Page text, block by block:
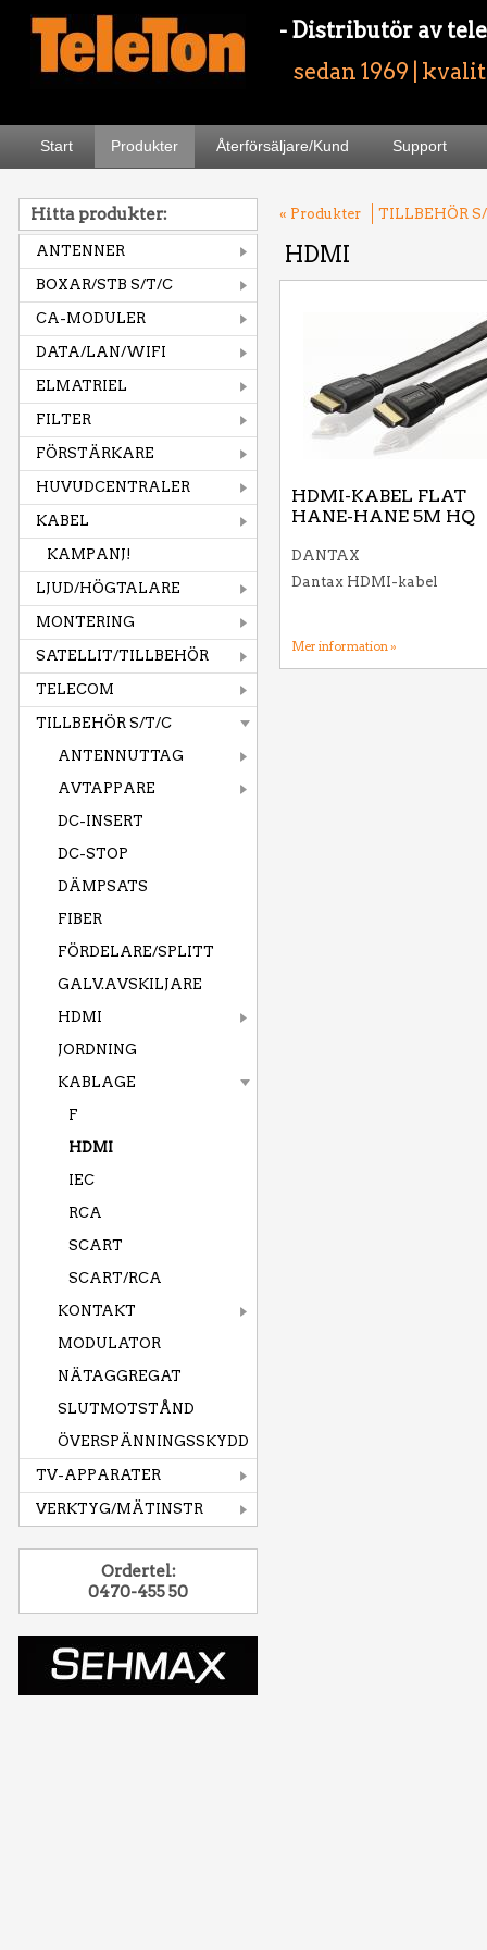
- Distributör av
sedan 1969 |
Start Produkter Återförsäljare/Kund Support
Hitta produkter:
ANTENNER
BOXAR/STB S/T/C
CA-MODULER
DATA/LAN/WIFI
ELMATRIEL
FILTER
FÖRSTÄRKARE
HUVUDCENTRALER
KABEL
KAMPANJ!
LJUD/HÖGTALARE
MONTERING
SATELLIT/TILLBEHÖR
TELECOM
TILLBEHÖR S/T/C
ANTENNUTTAG
AVTAPPARE
DC-INSERT
DC-STOP
DÄMPSATS
FIBER
FÖRDELARE/SPLITT
GALV.AVSKILJARE
HDMI
JORDNING
KABLAGE
F
HDMI
IEC
RCA
SCART
SCART/RCA
KONTAKT
MODULATOR
NÄTAGGREGAT
SLUTMOTSTÅND
ÖVERSPÄNNINGSSKYDD
TV-APPARATER
VERKTYG/MÄTINSTR
Ordertel:
0470-455 50
« Produkter TILLBEHÖR
HDMI
HDMI-KABEL FLAT
HANE-HANE 5M HQ
DANTAX
Dantax HDMI-kabel
Mer information »